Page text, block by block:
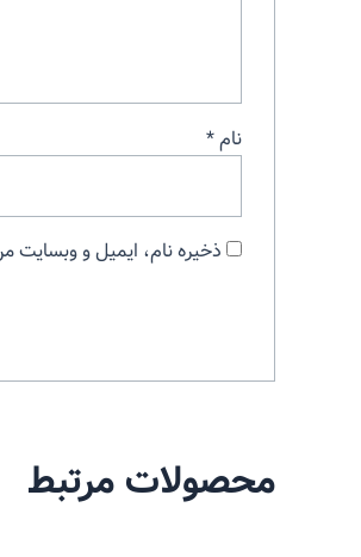
نام*
ذخیره نام، ایمیل و وبسایت
محصولات مرتبط